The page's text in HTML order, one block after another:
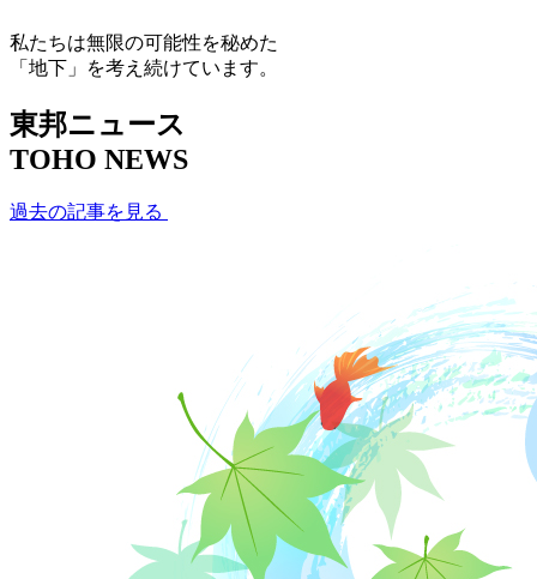
私たちは無限の可能性を秘めた
「地下」を考え続けています。
東邦ニュース
TOHO NEWS
過去の記事を見る